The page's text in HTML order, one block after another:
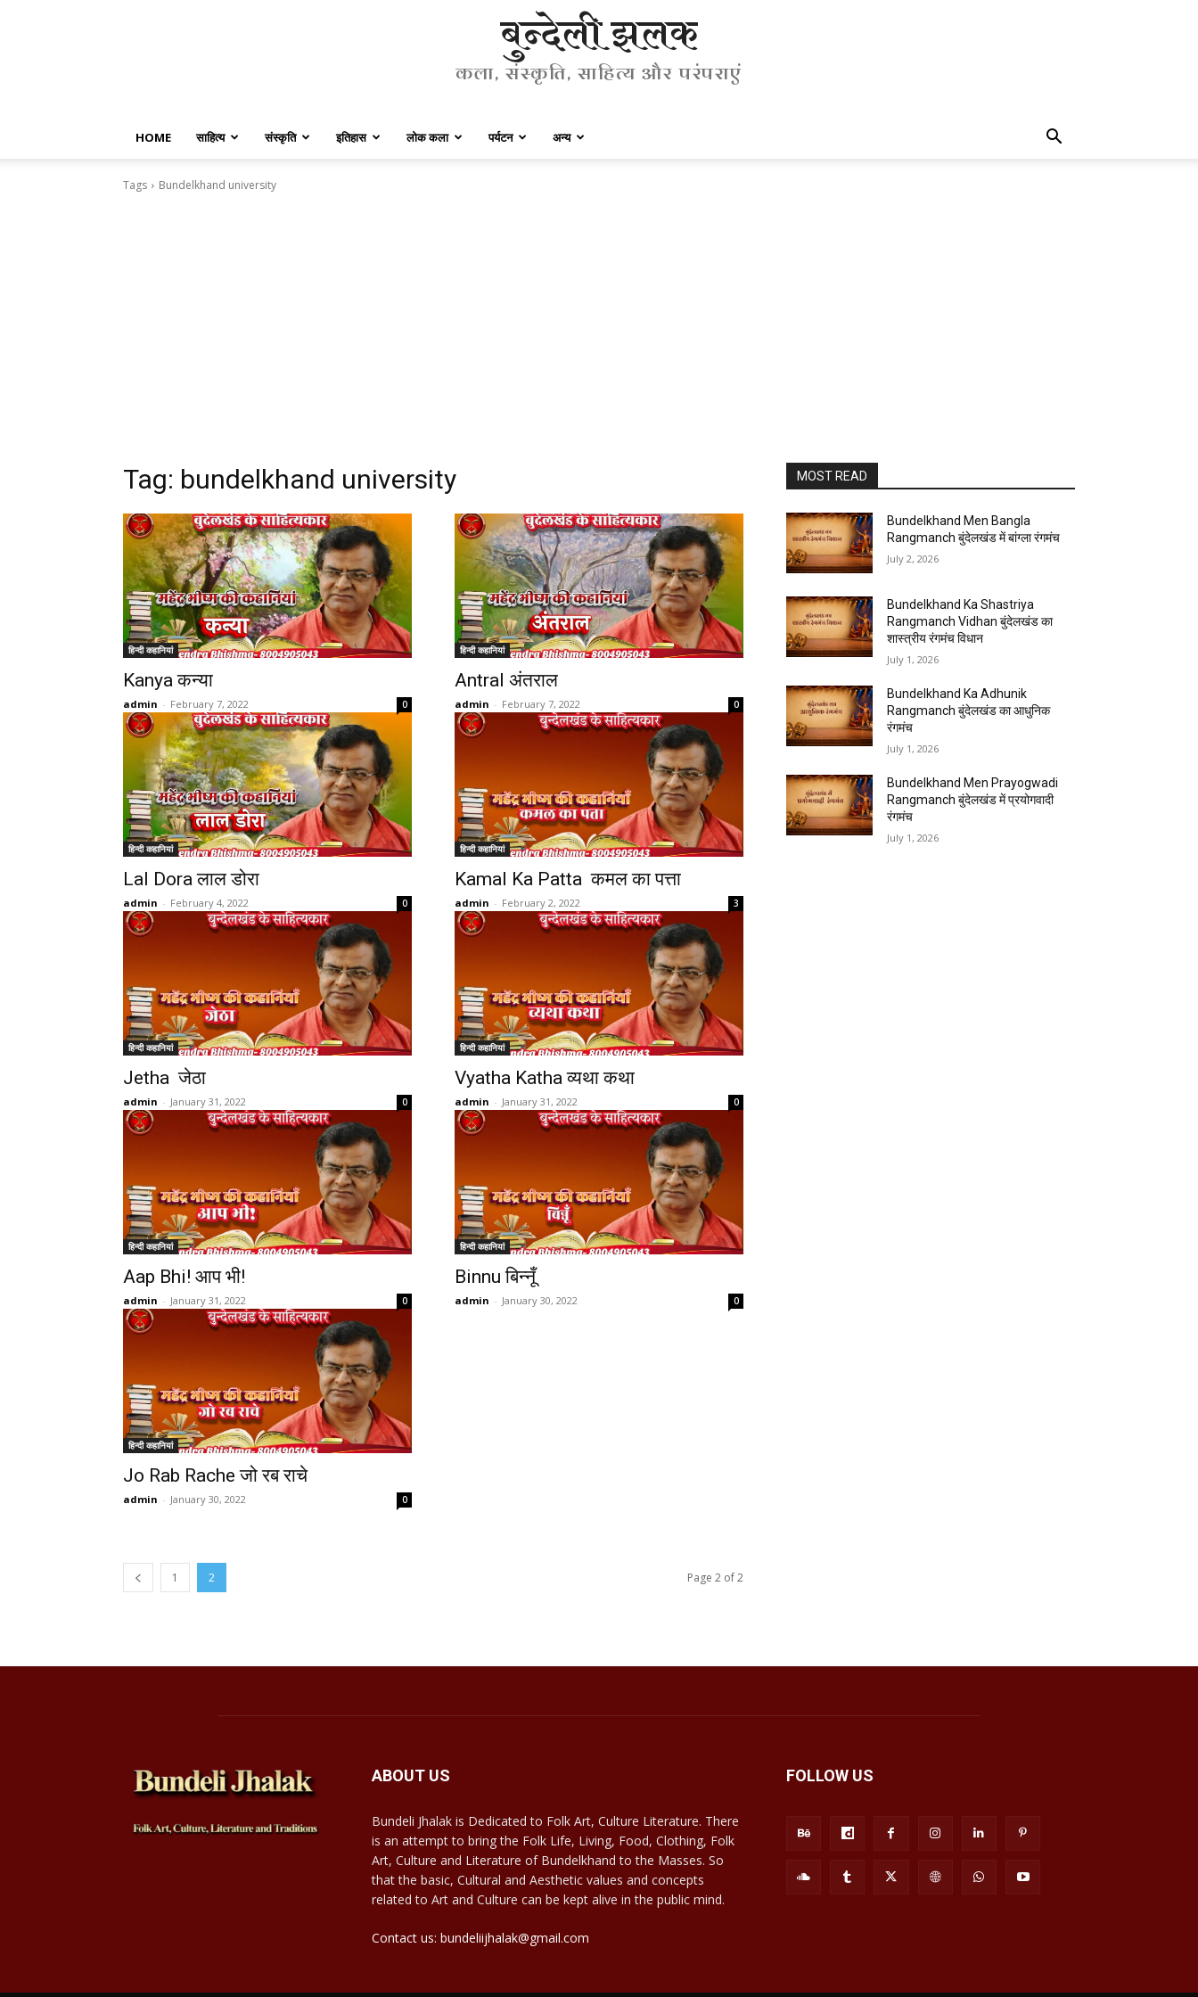
बुन्देली झलक
कला, संस्कृति, साहित्य और परंपराएं
HOME साहित्य संस्कृति इतिहास लोक कला पर्यटन अन्य
Tags Bundelkhand university
Tag: bundelkhand university
हिन्दी कहानियां
Kanya कन्या
admin - February 7, 2022 0
हिन्दी कहानियां
Antral अंतराल
admin - February 7, 2022 0
हिन्दी कहानियां
Lal Dora लाल डोरा
admin - February 4, 2022 0
हिन्दी कहानियां
Kamal Ka Patta कमल का पत्ता
admin - February 2, 2022 3
हिन्दी कहानियां
Jetha जेठा
admin - January 31, 2022 0
हिन्दी कहानियां
Vyatha Katha व्यथा कथा
admin - January 31, 2022 0
हिन्दी कहानियां
Aap Bhi! आप भी!
admin - January 31, 2022 0
हिन्दी कहानियां
Binnu बिन्नूँ
admin - January 30, 2022 0
हिन्दी कहानियां
Jo Rab Rache जो रब राचे
admin - January 30, 2022 0
1 2 Page 2 of 2
MOST READ
Bundelkhand Men Bangla
Rangmanch बुंदेलखंड में बांग्ला रंगमंच
July 2, 2026
Bundelkhand Ka Shastriya
Rangmanch Vidhan बुंदेलखंड का
शास्त्रीय रंगमंच विधान
July 1, 2026
Bundelkhand Ka Adhunik
Rangmanch बुंदेलखंड का आधुनिक
रंगमंच
July 1, 2026
Bundelkhand Men Prayogwadi
Rangmanch बुंदेलखंड में प्रयोगवादी
रंगमंच
July 1, 2026
ABOUT US
Bundeli Jhalak is Dedicated to Folk Art, Culture Literature. There
is an attempt to bring the Folk Life, Living, Food, Clothing, Folk
Art, Culture and Literature of Bundelkhand to the Masses. So
that the basic, Cultural and Aesthetic values and concepts
related to Art and Culture can be kept alive in the public mind.
Contact us: bundeliijhalak@gmail.com
FOLLOW US